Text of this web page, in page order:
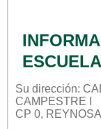
ESCUELA
Su dirección:
CAMPESTRE I
CP 0,